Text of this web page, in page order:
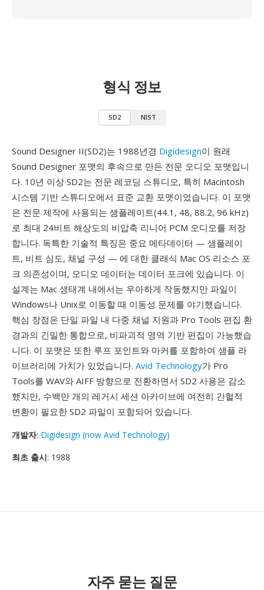
형식 정보
SD2 NIST
Sound Designer II(SD2)는 1988년경 Digidesign이 원래
Sound Designer 포맷의 후속으로 만든 전문 오디오 포맷입니
다. 10년 이상 SD2는 전문 레코딩 스튜디오, 특히 Macintosh
시스템 기반 스튜디오에서 표준 교환 포맷이었습니다. 이 포맷
은 전문 제작에 사용되는 샘플레이트(44.1, 48, 88.2, 96 kHz)
로 최대 24비트 해상도의 비압축 리니어 PCM 오디오를 저장
합니다. 독특한 기술적 특징은 중요 메타데이터 — 샘플레이
트, 비트 심도, 채널 구성 — 에 대한 클래식 Mac OS 리소스 포
크 의존성이며, 오디오 데이터는 데이터 포크에 있습니다. 이
설계는 Mac 생태계 내에서는 우아하게 작동했지만 파일이
Windows나 Unix로 이동할 때 이동성 문제를 야기했습니다.
핵심 장점은 단일 파일 내 다중 채널 지원과 Pro Tools 편집 환
경과의 긴밀한 통합으로, 비파괴적 영역 기반 편집이 가능했습
니다. 이 포맷은 또한 루프 포인트와 마커를 포함하여 샘플 라
이브러리에 가치가 있었습니다. Avid Technology가 Pro
Tools를 WAV와 AIFF 방향으로 전환하면서 SD2 사용은 감소
했지만, 수백만 개의 레거시 세션 아카이브에 여전히 간헐적
변환이 필요한 SD2 파일이 포함되어 있습니다.
개발자: Digidesign (now Avid Technology)
최초 출시: 1988
자주 묻는 질문